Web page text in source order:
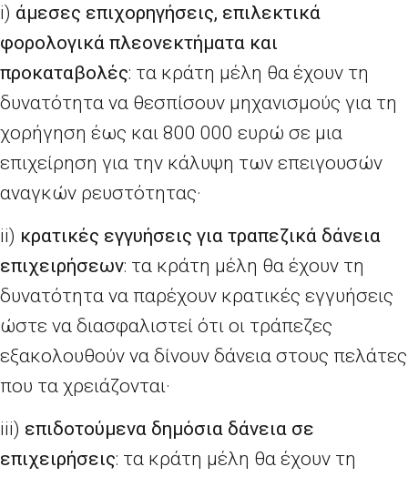
i) άμεσες επιχορηγήσεις, επιλεκτικά
φορολογικά πλεονεκτήματα και
προκαταβολές: τα κράτη μέλη θα έχουν τη
δυνατότητα να θεσπίσουν μηχανισμούς για τη
χορήγηση έως και 800 000 ευρώ σε μια
επιχείρηση για την κάλυψη των επειγουσών
αναγκών ρευστότητας·
ii) κρατικές εγγυήσεις για τραπεζικά δάνεια
επιχειρήσεων: τα κράτη μέλη θα έχουν τη
δυνατότητα να παρέχουν κρατικές εγγυήσεις
ώστε να διασφαλιστεί ότι οι τράπεζες
εξακολουθούν να δίνουν δάνεια στους πελάτες
που τα χρειάζονται·
iii) επιδοτούμενα δημόσια δάνεια σε
επιχειρήσεις: τα κράτη μέλη θα έχουν τη